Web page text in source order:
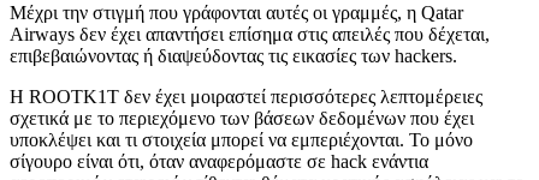
Μέχρι την στιγμή που γράφονται αυτές οι γραμμές, η Qatar
Airways δεν έχει απαντήσει επίσημα στις απειλές που δέχεται,
επιβεβαιώνοντας ή διαψεύδοντας τις εικασίες των hackers.
Η ROOTK1T δεν έχει μοιραστεί περισσότερες λεπτομέρειες
σχετικά με το περιεχόμενο των βάσεων δεδομένων που έχει
υποκλέψει και τι στοιχεία μπορεί να εμπεριέχονται. Το μόνο
σίγουρο είναι ότι, όταν αναφερόμαστε σε hack ενάντια